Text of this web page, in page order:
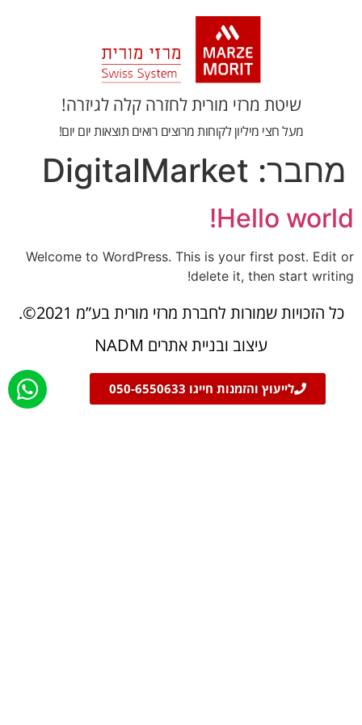
שיטת מרזי מורית לחזרה קלה לגיזרה!
מעל חצי מיליון לקוחות מרוצים רואים תוצאות יום יום!
מחבר: DigitalMarket
Hello world!
Welcome to WordPress. This is your first post. Edit or
delete it, then start writing!
עיצוב ובניית אתרים NADM
כל הזכויות שמורות לחברת מרזי מורית בע”מ 2021©.
לייעוץ והזמנות חייגו 050-6550633